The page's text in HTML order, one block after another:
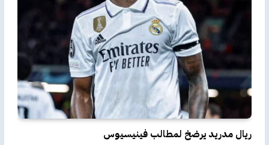
ريال مدريد يرضخ لمطالب فينيسيوس